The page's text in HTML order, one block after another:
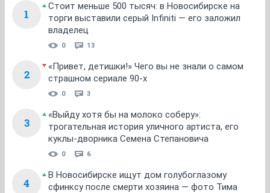
1
Стоит меньше 500 тысяч: в Новосибирске на
торги выставили серый Infiniti — его заложил
владелец
0 13
2
«Привет, детишки!» Чего вы не знали о самом
страшном сериале 90-х
0 3
3
«Выйду хотя бы на молоко соберу»:
трогательная история уличного артиста, его
куклы-дворника Семена Степановича
0 6
4
В Новосибирске ищут дом голубоглазому
сфинксу после смерти хозяина — фото Тима